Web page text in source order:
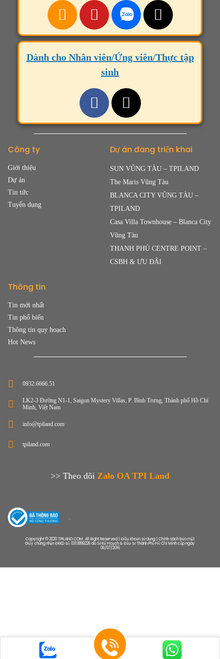
Dành cho Nhân viên/Ứng viên/Thực tập
sinh
Công ty
Giới thiệu
Dự án
Tin tức
Tuyển dụng
Dự án đang triển khai
SUN VŨNG TÀU – TPILAND
The Maris Vũng Tàu
BLANCA CITY VŨNG TÀU –
TPILAND
Casa Villa Townhouse – Blanca City
Vũng Tàu
THANH PHÚ CENTRE POINT –
CSBH & ƯU ĐÃI
Thông tin
Tin mới nhất
Tin phổ biến
Thông tin quy hoạch
Hot News
0932.6666.51
LK2-3 Đường N1-1, Saigon Mystery Villas, P. Bình Trưng, Thành phố Hồ Chí
Minh, Việt Nam
info@tpiland.com
tpiland.com
>> Theo dõi Zalo OA TPI Land
Copyright © 2020 TPILAND.COM. All Right Reserved | Điều khoản sử dụng | Chính sách bảo mật
Giấy chứng nhận ĐKKD số: 0313899226 do Sở Kế Hoạch & Đầu tư Thành Phố Hồ Chí Minh cấp ngày
06/07/2016